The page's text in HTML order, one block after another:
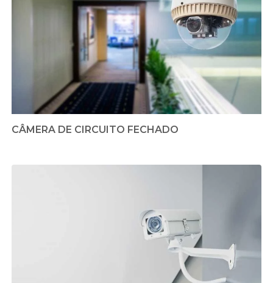
CÂMERA DE CIRCUITO FECHADO